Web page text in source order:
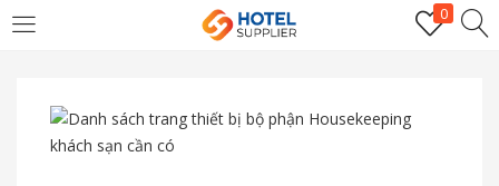
0
Enter your username and password to login.